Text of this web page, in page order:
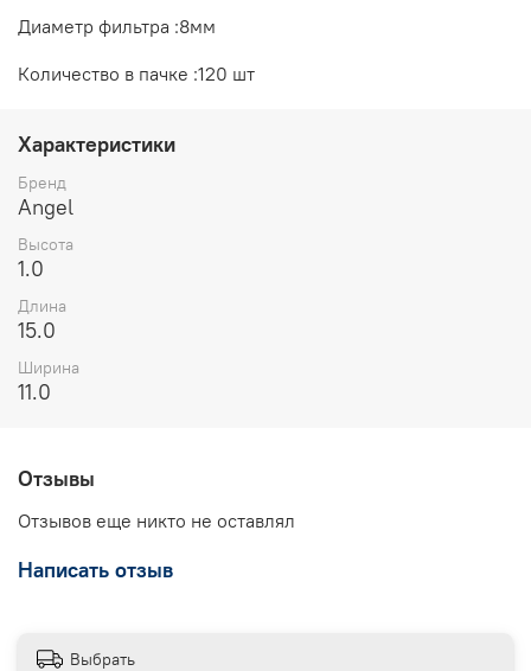
Диаметр фильтра :8мм
Количество в пачке :120 шт
Характеристики
Бренд
Angel
Высота
1.0
Длина
15.0
Ширина
11.0
Отзывы
Отзывов еще никто не оставлял
Написать отзыв
Выбрать